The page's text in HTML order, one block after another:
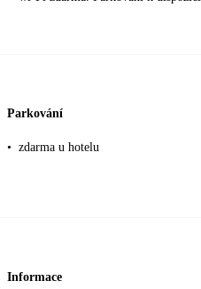
Parkování
• zdarma u hotelu
Informace